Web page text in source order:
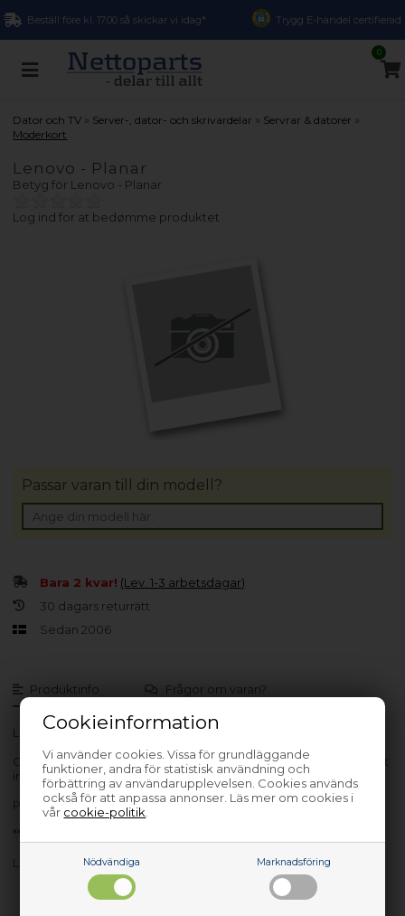
Cookieinformation
Vi använder cookies. Vissa för grundläggande
funktioner, andra för statistisk användning och
förbättring av användarupplevelsen. Cookies används
också för att anpassa annonser. Läs mer om cookies i
vår cookie-politik
Nödvändiga Marknadsföring
Beställ före kl. 17.00 så skickar vi idag* Trygg E-handel certifierad
0
Dator och TV » Server-, dator- och skrivardelar » Servrar & datorer »
Moderkort
Lenovo - Planar
Betyg för Lenovo - Planar
Log ind for at bedømme produktet
Produktinfo Frågor om varan?
Lev. nr.: 00FK639-RFB
Obs: Denna vara är renoverad. Alla tillbehör medföljer eventuellt
inte.
Planar
**Refurbished**
Lenovo Planar **Refurbished**
Bara 2 kvar! (Lev. 1-3 arbetsdagar)
30 dagars returrätt
Sedan 2006
Passar varan till din modell?